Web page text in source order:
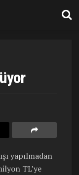
yapılmadan
TL’ye